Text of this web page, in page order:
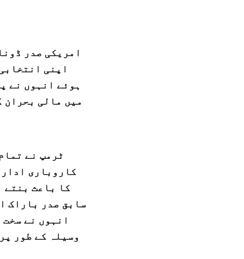
امریکی صدر
اپنی
میں مالی
ٹرمپ نے
کاروباری
کا باعث بنتے
سابق صدر باراک
وسیلہ کے طور